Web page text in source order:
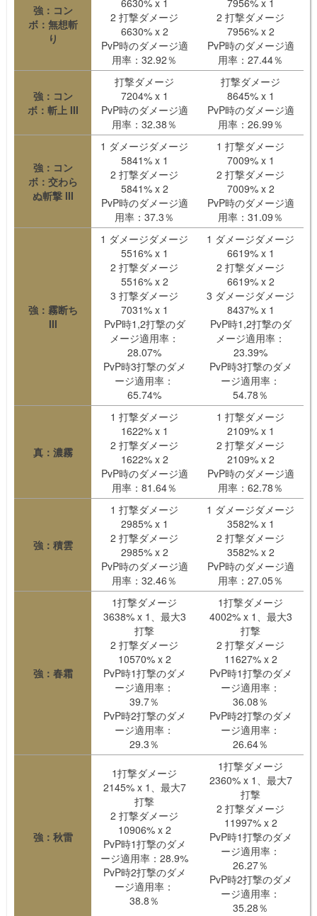
強：コン
ボ：無想斬
り
6630% x 1
2 打撃ダメージ
6630% x 2
PvP時のダメージ適
用率：32.92％
7956% x 1
2 打撃ダメージ
7956% x 2
PvP時のダメージ適
用率：27.44％
強：コン
ボ：斬上 III
打撃ダメージ
7204% x 1
PvP時のダメージ適
用率：32.38％
打撃ダメージ
8645% x 1
PvP時のダメージ適
用率：26.99％
強：コン
ボ：交わら
ぬ斬撃 III
1 ダメージダメージ
5841% x 1
2 打撃ダメージ
5841% x 2
PvP時のダメージ適
用率：37.3％
1 打撃ダメージ
7009% x 1
2 打撃ダメージ
7009% x 2
PvP時のダメージ適
用率：31.09％
強：霧断ち
III
1 ダメージダメージ
5516% x 1
2 打撃ダメージ
5516% x 2
3 打撃ダメージ
7031% x 1
PvP時1,2打撃のダ
メージ適用率：
28.07%
PvP時3打撃のダメ
ージ適用率：
65.74%
1 ダメージダメージ
6619% x 1
2 打撃ダメージ
6619% x 2
3 ダメージダメージ
8437% x 1
PvP時1,2打撃のダ
メージ適用率：
23.39%
PvP時3打撃のダメ
ージ適用率：
54.78％
真：濃霧
1 打撃ダメージ
1622% x 1
2 打撃ダメージ
1622% x 2
PvP時のダメージ適
用率：81.64％
1 打撃ダメージ
2109% x 1
2 打撃ダメージ
2109% x 2
PvP時のダメージ適
用率：62.78％
強：積雲
1 打撃ダメージ
2985% x 1
2 打撃ダメージ
2985% x 2
PvP時のダメージ適
用率：32.46％
1 ダメージダメージ
3582% x 1
2 打撃ダメージ
3582% x 2
PvP時のダメージ適
用率：27.05％
強：春霜
1打撃ダメージ
3638% x 1、最大3
打撃
2 打撃ダメージ
10570% x 2
PvP時1打撃のダメ
ージ適用率：
39.7％
PvP時2打撃のダメ
ージ適用率：
29.3％
1打撃ダメージ
4002% x 1、最大3
打撃
2 打撃ダメージ
11627% x 2
PvP時1打撃のダメ
ージ適用率：
36.08％
PvP時2打撃のダメ
ージ適用率：
26.64％
強：秋雷
1打撃ダメージ
2145% x 1、最大7
打撃
2 打撃ダメージ
10906% x 2
PvP時1打撃のダメ
ージ適用率：28.9%
PvP時2打撃のダメ
ージ適用率：
38.8％
1打撃ダメージ
2360% x 1、最大7
打撃
2 打撃ダメージ
11997% x 2
PvP時1打撃のダメ
ージ適用率：
26.27％
PvP時2打撃のダメ
ージ適用率：
35.28％